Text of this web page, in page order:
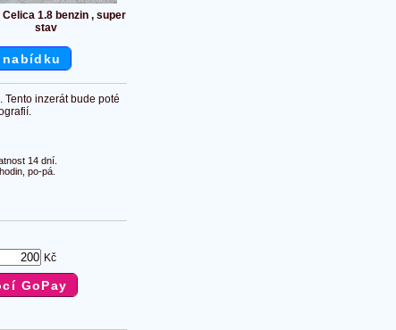
Celica 1.8 benzin , super
stav
Tento inzerát bude poté
14 dní.
po-pá.
Kč